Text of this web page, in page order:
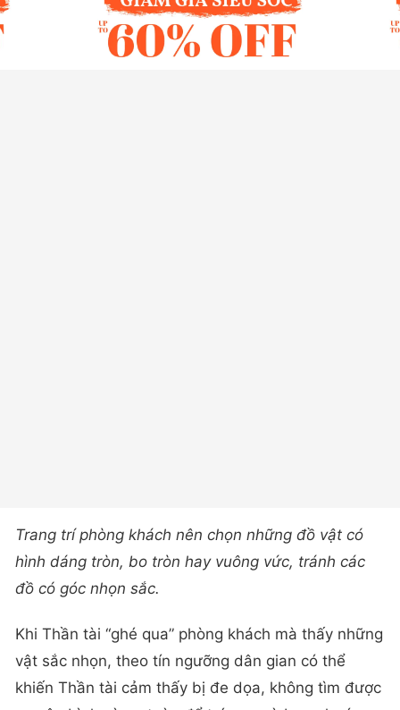
Trang trí phòng khách nên chọn những đồ vật có
hình dáng tròn, bo tròn hay vuông vức, tránh các
đồ có góc nhọn sắc.
Khi Thần tài “ghé qua” phòng khách mà thấy những
vật sắc nhọn, theo tín ngưỡng dân gian có thể
khiến Thần tài cảm thấy bị đe dọa, không tìm được